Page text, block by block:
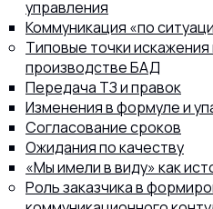
управления
Коммуникация «по
Типовые точки
производстве БАД
Передача ТЗ и правок
Изменения в формуле и
Согласование сроков
Ожидания по качеству
«Мы имели в виду» как
Роль заказчика в